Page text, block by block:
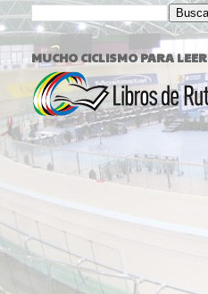
MUCHO CICLISMO PARA LEER